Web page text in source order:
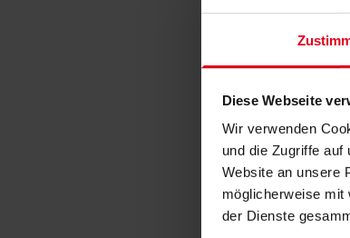
Diese Webseite
Wir verwenden
und die Zugriffe
Website an unsere
möglicherweise mit
der Dienste